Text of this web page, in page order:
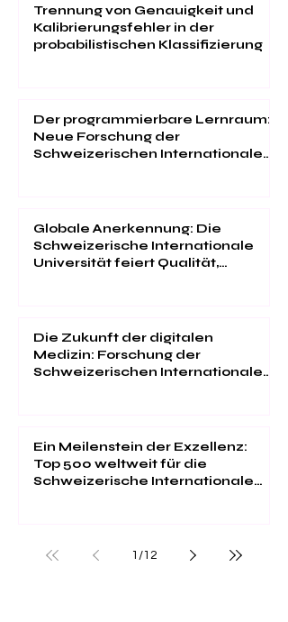
Trennung von Genauigkeit und
Kalibrierungsfehler in der
Der programmierbare Lernraum:
Neue Forschung der
Globale Anerkennung: Die
Schweizerische Internationale
Die Zukunft der digitalen
Medizin: Forschung der
Ein Meilenstein der Exzellenz:
Top 500 weltweit für die